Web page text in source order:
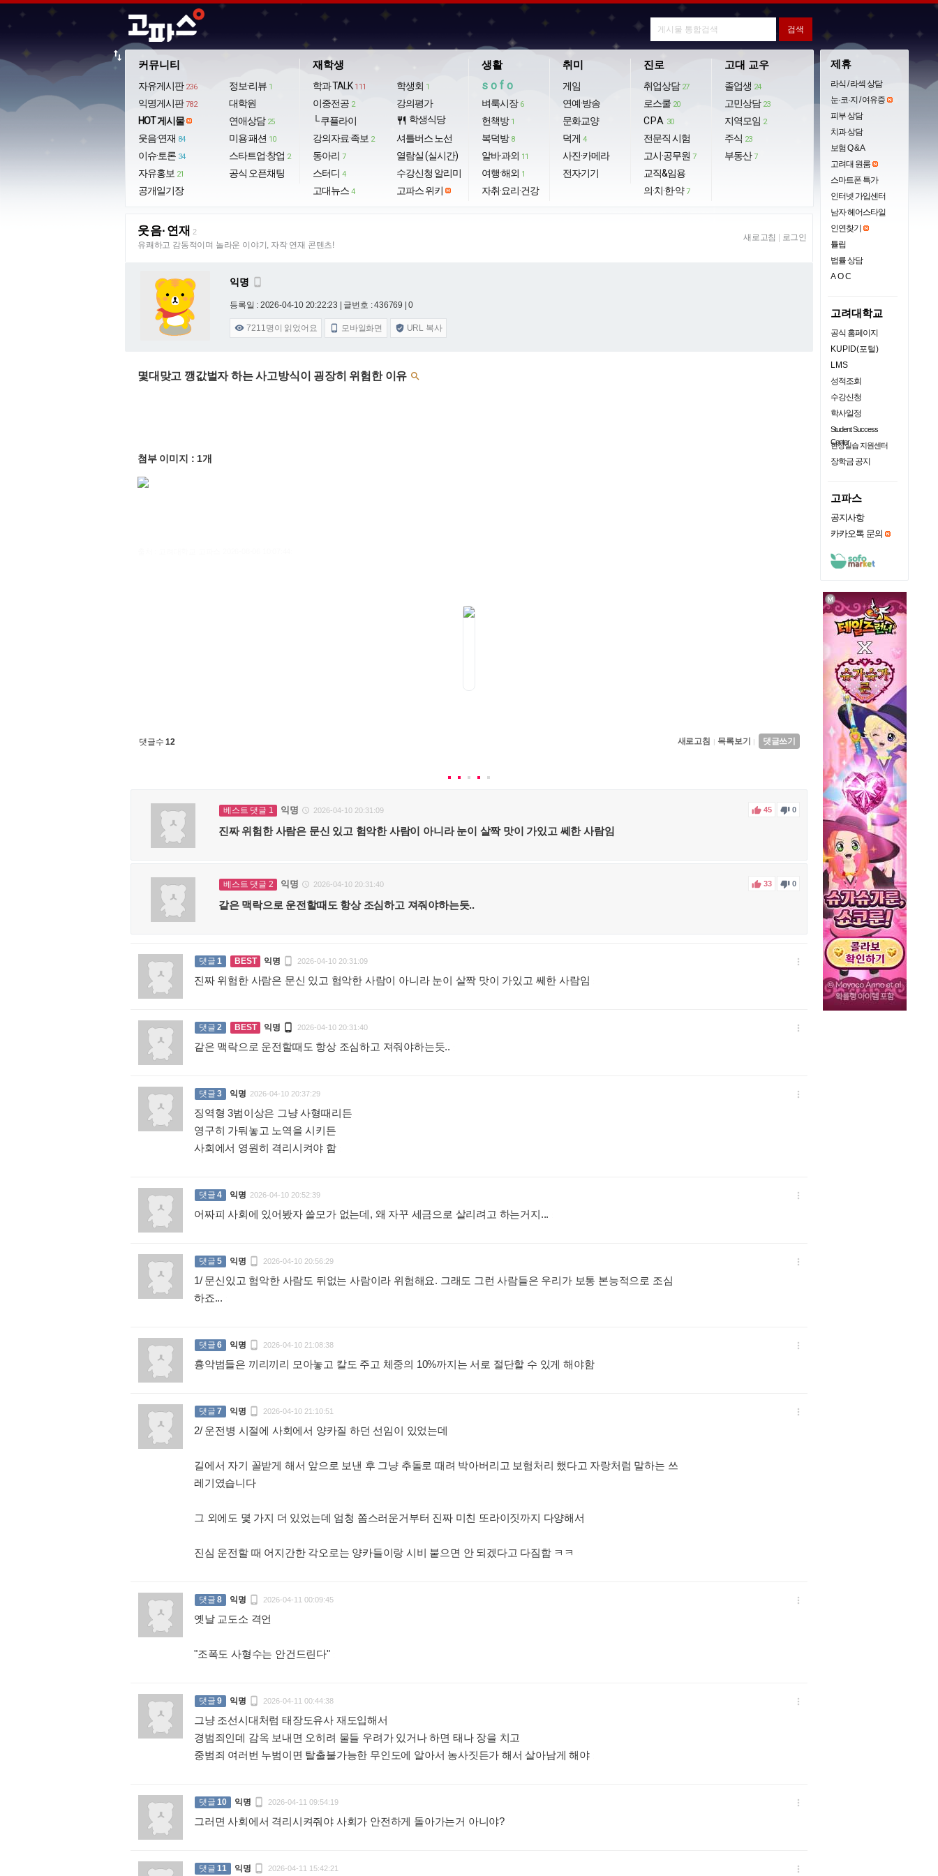
커뮤니티
자유게시판 236
익명게시판 782
HOT 게시물
웃음·연재 84
이슈·토론 34
자유홍보 21
공개일기장
정보·리뷰 1
대학원
연애상담 25
미용·패션 10
스타트업·창업 2
공식 오픈채팅
재학생
학과 TALK 111
이중전공 2
└ 쿠플라이
강의자료·족보 2
동아리 7
스터디 4
고대뉴스 4
학생회 1
강의평가
restaurant 학생식당
셔틀버스 노선
열람실 (실시간)
수강신청 알리미
고파스 위키
생활
sofo
벼룩시장 6
헌책방 1
복덕방 8
알바·과외 11
여행·해외 1
자취·요리·건강
취미
게임
연예·방송
문화교양
덕게 4
사진·카메라
전자기기
진로
취업상담 27
로스쿨 20
CPA 30
전문직 시험
고시·공무원 7
교직&임용
의·치·한·약 7
고대 교우
졸업생 24
고민상담 23
지역모임 2
주식 23
부동산 7
import_export
웃음·연재 2
유쾌하고 감동적이며 놀라운 이야기, 자작 연재 콘텐츠!
새로고침 로그인
익명 
등록일 : 2026-04-10 20:22:23 | 글번호 : 436769 | 0
 7211명이 읽었어요  모바일화면  URL 복사
몇대맞고 깽값벌자 하는 사고방식이 굉장히 위험한 이유 
첨부 이미지 : 1개
댓글수12 새로고침 | 목록보기 | 댓글쓰기
베스트 댓글 1 익명  2026-04-10 20:31:09
진짜 위험한 사람은 문신 있고 험악한 사람이 아니라 눈이 살짝 맛이 가있고 쎄한 사람임
 45  0
베스트 댓글 2 익명  2026-04-10 20:31:40
같은 맥락으로 운전할때도 항상 조심하고 져줘야하는듯..
 33  0
댓글1 BEST 익명  2026-04-10 20:31:09
진짜 위험한 사람은 문신 있고 험악한 사람이 아니라 눈이 살짝 맛이 가있고 쎄한 사람임

댓글2 BEST 익명  2026-04-10 20:31:40
같은 맥락으로 운전할때도 항상 조심하고 져줘야하는듯..

댓글3 익명 2026-04-10 20:37:29
징역형 3범이상은 그냥 사형때리든
영구히 가둬놓고 노역을 시키든
사회에서 영원히 격리시켜야 함

댓글4 익명 2026-04-10 20:52:39
어짜피 사회에 있어봤자 쓸모가 없는데, 왜 자꾸 세금으로 살리려고 하는거지...

댓글5 익명  2026-04-10 20:56:29
1/ 문신있고 험악한 사람도 뒤없는 사람이라 위험해요. 그래도 그런 사람들은 우리가 보통 본능적으로 조심
하죠...

댓글6 익명  2026-04-10 21:08:38
흉악범들은 끼리끼리 모아놓고 칼도 주고 체중의 10%까지는 서로 절단할 수 있게 해야함

댓글7 익명  2026-04-10 21:10:51
2/ 운전병 시절에 사회에서 양카질 하던 선임이 있었는데
길에서 자기 꼴받게 해서 앞으로 보낸 후 그냥 추돌로 때려 박아버리고 보험처리 했다고 자랑처럼 말하는 쓰
레기였습니다
그 외에도 몇 가지 더 있었는데 엄청 쫌스러운거부터 진짜 미친 또라이짓까지 다양해서
진심 운전할 때 어지간한 각오로는 양카들이랑 시비 붙으면 안 되겠다고 다짐함 ㅋㅋ

댓글8 익명  2026-04-11 00:09:45
옛날 교도소 격언
"조폭도 사형수는 안건드린다"

댓글9 익명  2026-04-11 00:44:38
그냥 조선시대처럼 태장도유사 재도입해서
경범죄인데 감옥 보내면 오히려 물들 우려가 있거나 하면 태나 장을 치고
중범죄 여러번 누범이면 탈출불가능한 무인도에 알아서 농사짓든가 해서 살아남게 해야

댓글10 익명  2026-04-11 09:54:19
그러면 사회에서 격리시켜줘야 사회가 안전하게 돌아가는거 아니야?

댓글11 익명  2026-04-11 15:42:21 
제휴
라식 / 라섹 상담
눈·코·지 / 여유증
피부 상담
치과 상담
보험 Q & A
고려대 원룸
스마트폰 특가
인터넷 가입센터
남자 헤어스타일
인연찾기
튤립
법률 상담
AOC
고려대학교
공식 홈페이지
KUPID(포털)
LMS
성적조회
수강신청
학사일정
Student Success
Center
현장실습 지원센터
장학금 공지
고파스
공지사항
카카오톡 문의